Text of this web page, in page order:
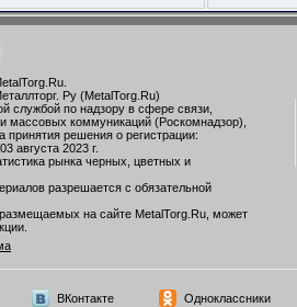
Ру (MetalTorg.Ru)
службой по надзору в сфере связи,
массовых коммуникаций (Роскомнадзор),
принятия решения о регистрации:
августа 2023 г.
рынка черных, цветных и
разрешается с обязательной
на сайте MetalTorg.Ru, может
ВКонтакте Одноклассники